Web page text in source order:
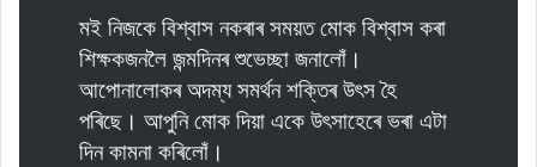
মই নিজকে বিশ্বাস নকৰাৰ সময়ত মোক বিশ্বাস কৰা
শিক্ষকজনলৈ জন্মদিনৰ শুভেচ্ছা জনালোঁ।
আপোনালোকৰ অদম্য সমৰ্থন শক্তিৰ উৎস হৈ
পৰিছে। আপুনি মোক দিয়া একে উৎসাহেৰে ভৰা এটা
দিন কামনা কৰিলোঁ।